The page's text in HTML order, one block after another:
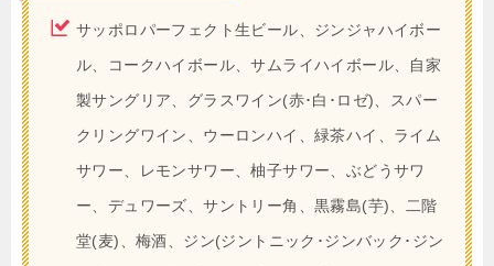
サッポロパーフェクト生ビール、ジンジャハイボー
ル、コークハイボール、サムライハイボール、自家
製サングリア、グラスワイン(赤･白･ロゼ)、スパー
クリングワイン、ウーロンハイ、緑茶ハイ、ライム
サワー、レモンサワー、柚子サワー、ぶどうサワ
ー、デュワーズ、サントリー角、黒霧島(芋)、二階
堂(麦)、梅酒、ジン(ジントニック･ジンバック･ジン